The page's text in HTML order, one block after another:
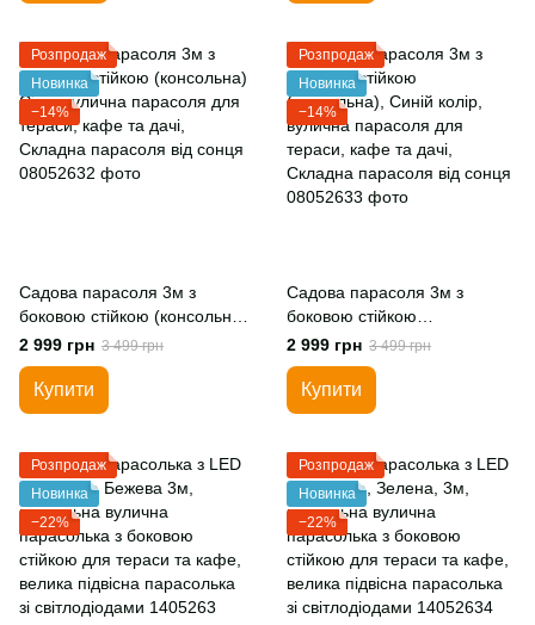
Розпродаж
Новинка
−14%
Садова парасоля 3м з
боковою стійкою (консольна)
Сіра, вулична парасоля для
тераси, кафе та дачі,
Складна парасоля від сонця
2 999 грн 3 499 грн
Купити
Розпродаж
Новинка
−14%
Садова парасоля 3м з
боковою стійкою
(консольна), Синій колір,
вулична парасоля для
тераси, кафе та дачі,
Складна парасоля від сонця
2 999 грн 3 499 грн
Купити
Розпродаж
Новинка
−22%
Розпродаж
Новинка
−22%